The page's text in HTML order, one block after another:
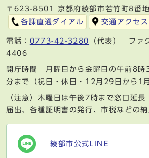
〒623-8501 京都府綾部市若竹町8番
各課直通ダイアル
交通アクセス
電話： 0773-42-3280
（代表） ファ
4406
開庁時間 月曜日から金曜日の午前8
分まで（祝日・休日・12月29日から1
（注意）木曜日は午後7時まで窓口延長
届出、各種証明書の発行、市税などの納
綾部市公式LINE